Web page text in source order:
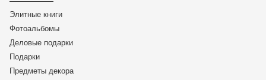
Элитные книги
Фотоальбомы
Деловые подарки
Подарки
Предметы декора